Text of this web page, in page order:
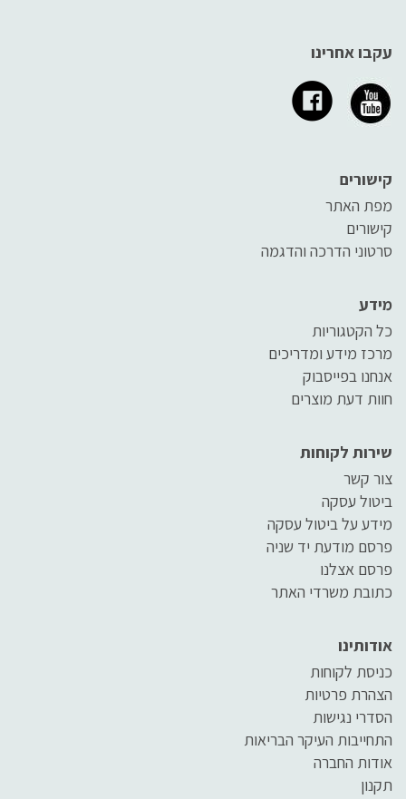
עקבו אחרינו
קישורים
מפת האתר
קישורים
סרטוני הדרכה והדגמה
מידע
כל הקטגוריות
מרכז מידע ומדריכים
אנחנו בפייסבוק
חוות דעת מוצרים
שירות לקוחות
צור קשר
ביטול עסקה
מידע על ביטול עסקה
פרסם מודעת יד שניה
פרסם אצלנו
כתובת משרדי האתר
אודותינו
כניסת לקוחות
הצהרת פרטיות
הסדרי נגישות
התחייבות העיקר הבריאות
אודות החברה
תקנון